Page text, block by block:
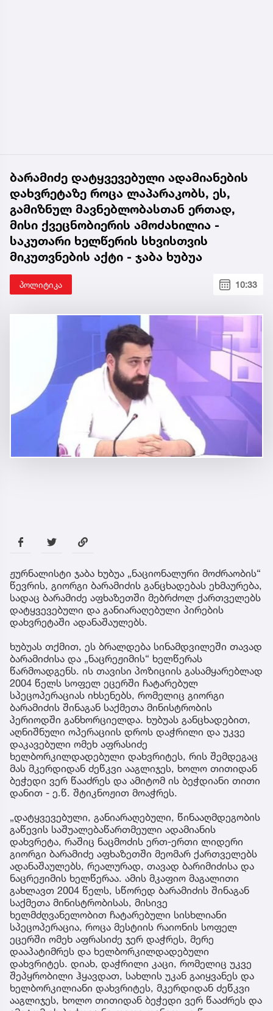
ბარამიძე დატყვევებული ადამიანების
დახვრეტაზე როცა ლაპარაკობს, ეს,
გამიზნულ მავნებლობასთან ერთად,
მისი ქვეცნობიერის ამოძახილია -
საკუთარი ხელწერის სხვისთვის
მიკუთვნების აქტი - ჯაბა ხუბუა
პოლიტიკა 10:33
ჟურნალისტი ჯაბა ხუბუა „ნაციონალური მოძრაობის“
წევრის, გიორგი ბარამიძის განცხადებას ეხმაურება,
სადაც ბარამიძე აფხაზეთში მებრძოლ ქართველებს
დატყვევებული და განიარაღებული პირების
დახვრეტაში ადანაშაულებს.
ხუბუას თქმით, ეს ბრალდება სინამდვილეში თავად
ბარამიძისა და „ნაცრეჟიმის“ ხელწერას
წარმოადგენს. ის თავისი პოზიციის გასამყარებლად
2004 წელს სოფელ ეცერში ჩატარებულ
სპეცოპერაციას იხსენებს, რომელიც გიორგი
ბარამიძის შინაგან საქმეთა მინისტრობის
პერიოდში განხორციელდა. ხუბუას განცხადებით,
აღნიშნული ოპერაციის დროს დაჭრილი და უკვე
დაკავებული ომეხ აფრასიძე
ხელბორკილდადებული დახვრიტეს, რის შემდეგაც
მას მკერდიდან ძეწკვი ააგლიჯეს, ხოლო თითიდან
ბეჭედი ვერ წააძრეს და ამიტომ ის ბეჭდიანი თითი
დანით - ე.წ. შტიკნოჟით მოაჭრეს.
„დატყვევებული, განიარაღებული, წინააღმდეგობის
გაწევის საშუალებაწართმეული ადამიანის
დახვრეტა, რაშიც ნაცმოძის ერთ-ერთი ლიდერი
გიორგი ბარამიძე აფხაზეთში მეომარ ქართველებს
ადანაშაულებს, რეალურად, თავად ბარიმიძისა და
ნაცრეჟიმის ხელწერაა. ამის მკაფიო მაგალითი
გახლავთ 2004 წელს, სწორედ ბარამიძის შინაგან
საქმეთა მინისტრობისას, მისივე
ხელმძღვანელობით ჩატარებული სისხლიანი
სპეცოპერაცია, როცა მესტიის რაიონის სოფელ
ეცერში ომეხ აფრასიძე ჯერ დაჭრეს, მერე
დააპატიმრეს და ხელბორკილდადებული
დახვრიტეს. დიახ, დაჭრილი კაცი, რომელიც უკვე
შეპყრობილი ჰყავდათ, სახლის უკან გაიყვანეს და
ხელბორკილიანი დახვრიტეს, მკერდიდან ძეწკვი
ააგლიჯეს, ხოლო თითიდან ბეჭედი ვერ წააძრეს და